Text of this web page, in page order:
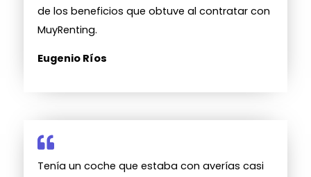
de los beneficios que obtuve al contratar con
MuyRenting.
Eugenio Ríos
Tenía un coche que estaba con averías casi